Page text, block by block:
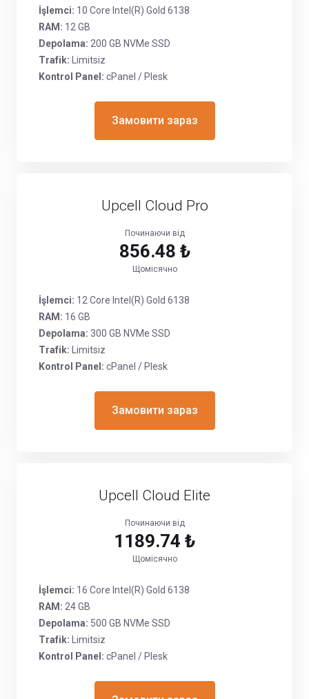
İşlemci: 10 Core Intel(R) Gold 6138
RAM: 12 GB
Depolama: 200 GB NVMe SSD
Trafik: Limitsiz
Kontrol Panel: cPanel / Plesk
Замовити зараз
Upcell Cloud Pro
Починаючи від
856.48 ₺
Щомісячно
İşlemci: 12 Core Intel(R) Gold 6138
RAM: 16 GB
Depolama: 300 GB NVMe SSD
Trafik: Limitsiz
Kontrol Panel: cPanel / Plesk
Замовити зараз
Upcell Cloud Elite
Починаючи від
1189.74 ₺
Щомісячно
İşlemci: 16 Core Intel(R) Gold 6138
RAM: 24 GB
Depolama: 500 GB NVMe SSD
Trafik: Limitsiz
Kontrol Panel: cPanel / Plesk